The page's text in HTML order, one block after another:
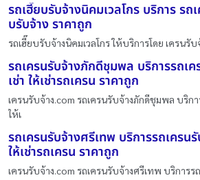
รถเฮี๊ยบรับจ้างนิคมเวลโกร บริการ รถ
บรับจ้าง ราคาถูก
รถเฮี๊ยบรับจ้างนิคมเวลโกร ให้บริการโดย เครนรั
รถเครนรับจ้างภักดีชุมพล บริการรถเค
เช่า ให้เช่ารถเครน ราคาถูก
เครนรับจ้าง.com รถเครนรับจ้างภักดีชุมพล บริกา
ให้เ
รถเครนรับจ้างศรีเทพ บริการรถเครนรั
ให้เช่ารถเครน ราคาถูก
เครนรับจ้าง.com รถเครนรับจ้างศรีเทพ บริการร